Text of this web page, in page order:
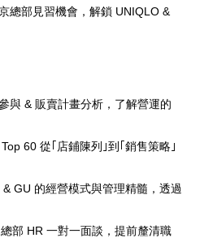
總部見習機會，解鎖 UNIQLO &
與 & 販賣計畫分析，了解營運的
60 從｢店鋪陳列｣到｢銷售策略｣
GU 的經營模式與管理精髓，透過
部 HR 一對一面談，提前釐清職